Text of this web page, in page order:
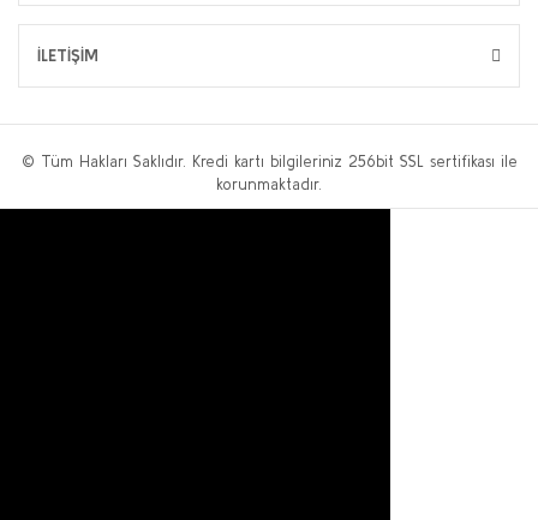
İLETİŞİM
© Tüm Hakları Saklıdır. Kredi kartı bilgileriniz 256bit SSL sertifikası ile
korunmaktadır.